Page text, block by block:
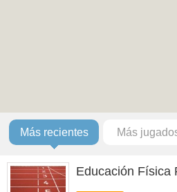
Más recientes Más
Educación Física